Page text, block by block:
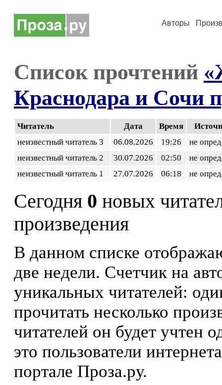
Авторы
Список прочтений
Краснодара и Сочи
Читатель Дата Время
неизвестный читатель 3
06.08.2026 19:26
не
неизвестный читатель 2
30.07.2026 02:50
не
неизвестный читатель 1
27.07.2026 06:18 не
Сегодня 0 новых
произведения
В данном списке
две недели. Счетчик на
уникальных читателей:
прочитать несколько
читателей он будет учтен
это пользователи
портале Проза.ру.